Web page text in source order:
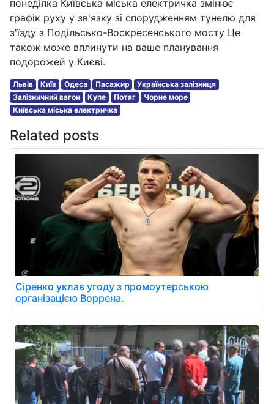
понеділка Київська міська електричка змінює
графік руху у зв'язку зі спорудженням тунелю для
з'їзду з Подільсько-Воскресенського мосту Це
також може вплинути на ваше планування
подорожей у Києві.
Львів Київ Одеса Пасажир
Українська залізниця
Залізничний вагон
Купе Потяг
Чорне море
Київська міська електричка
Related posts
Сіренко уклав угоду з промоутерською
організацією Воррена.